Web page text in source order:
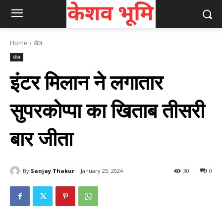
Home खेल
खेल
इंटर मिलान ने लगातार
सुपरकोप्पा का खिताब तीसरी
बार जीता
By Sanjay Thakur January 23, 2024 0
30